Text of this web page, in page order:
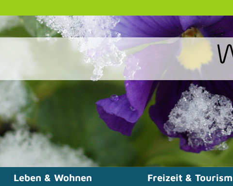
Leben & Wohnen Freizeit &